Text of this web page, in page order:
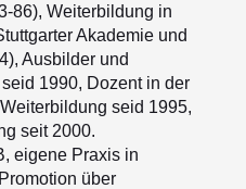
86), Weiterbildung in
Akademie und
Ausbilder und
1990, Dozent in der
seid 1995,
seit 2000.
eigene Praxis in
über